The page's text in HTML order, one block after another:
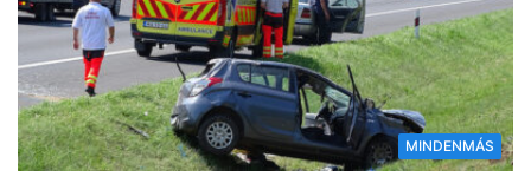
MINDENMÁS